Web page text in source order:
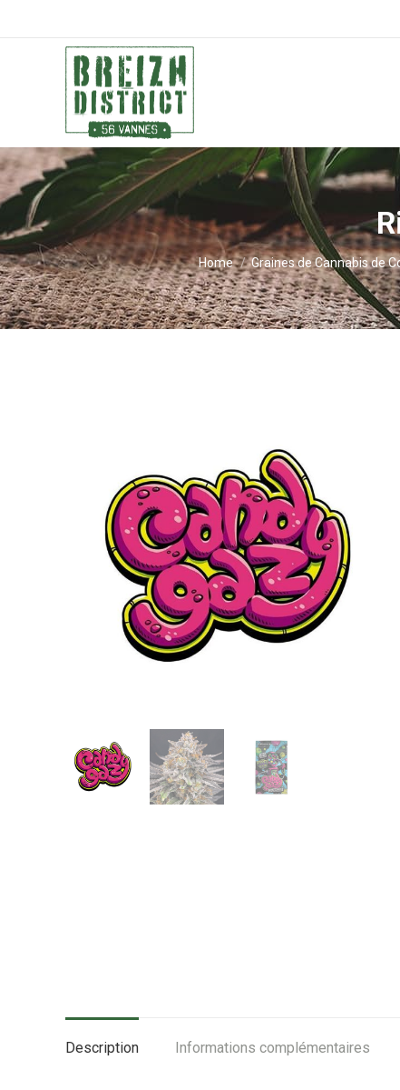
You are here:
Home Graines de Cannabis de
Description Informations complémentaires